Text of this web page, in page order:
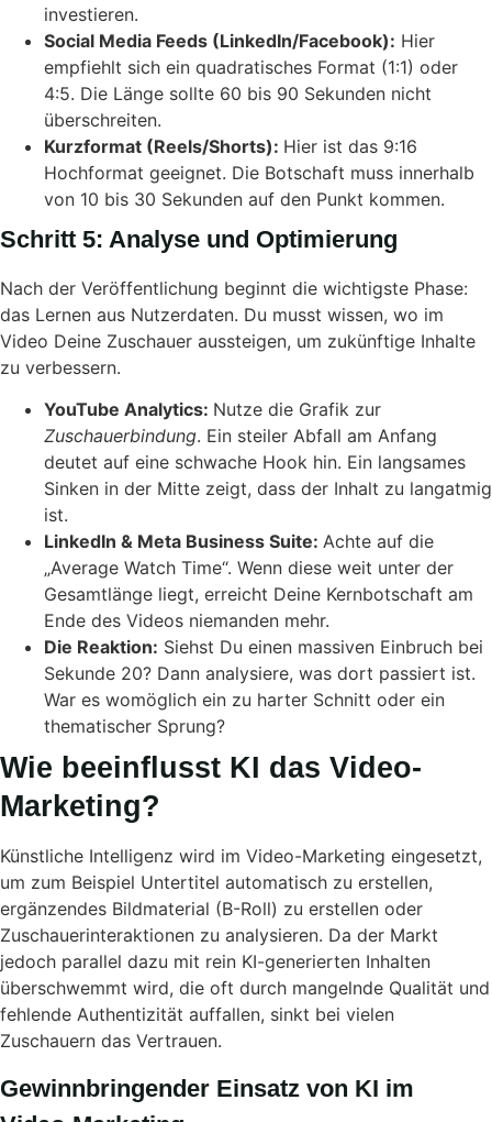
investieren.
Social Media Feeds (LinkedIn/Facebook): Hier
empfiehlt sich ein quadratisches Format (1:1) oder
4:5. Die Länge sollte 60 bis 90 Sekunden nicht
überschreiten.
Kurzformat (Reels/Shorts): Hier ist das 9:16
Hochformat geeignet. Die Botschaft muss innerhalb
von 10 bis 30 Sekunden auf den Punkt kommen.
Schritt 5: Analyse und Optimierung
Nach der Veröffentlichung beginnt die wichtigste Phase:
das Lernen aus Nutzerdaten. Du musst wissen, wo im
Video Deine Zuschauer aussteigen, um zukünftige Inhalte
zu verbessern.
YouTube Analytics: Nutze die Grafik zur
Zuschauerbindung. Ein steiler Abfall am Anfang
deutet auf eine schwache Hook hin. Ein langsames
Sinken in der Mitte zeigt, dass der Inhalt zu langatmig
ist.
LinkedIn & Meta Business Suite: Achte auf die
„Average Watch Time“. Wenn diese weit unter der
Gesamtlänge liegt, erreicht Deine Kernbotschaft am
Ende des Videos niemanden mehr.
Die Reaktion: Siehst Du einen massiven Einbruch bei
Sekunde 20? Dann analysiere, was dort passiert ist.
War es womöglich ein zu harter Schnitt oder ein
thematischer Sprung?
Wie beeinflusst KI das Video-
Marketing?
Künstliche Intelligenz wird im Video-Marketing eingesetzt,
um zum Beispiel Untertitel automatisch zu erstellen,
ergänzendes Bildmaterial (B-Roll) zu erstellen oder
Zuschauerinteraktionen zu analysieren. Da der Markt
jedoch parallel dazu mit rein KI-generierten Inhalten
überschwemmt wird, die oft durch mangelnde Qualität und
fehlende Authentizität auffallen, sinkt bei vielen
Zuschauern das Vertrauen.
Gewinnbringender Einsatz von KI im